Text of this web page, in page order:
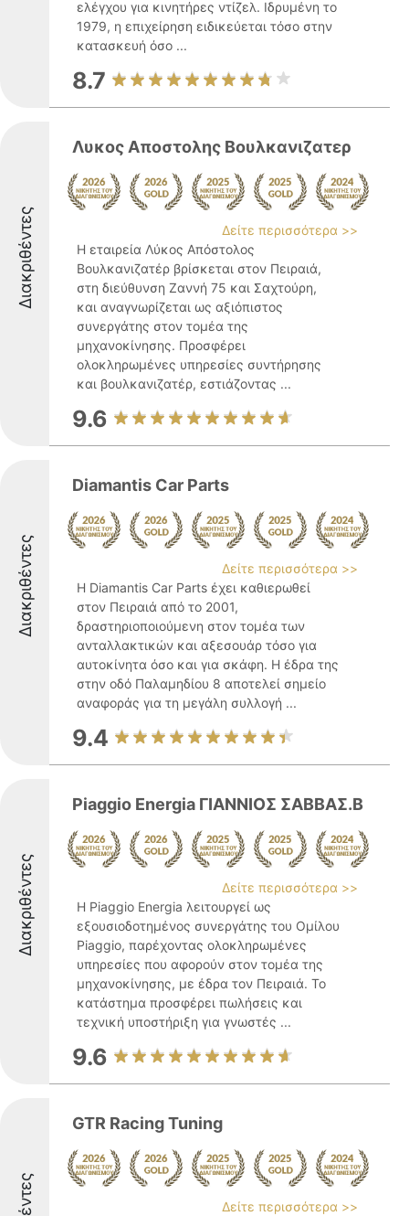
ελέγχου για κινητήρες ντίζελ. Ιδρυμένη το
1979, η επιχείρηση ειδικεύεται τόσο στην
κατασκευή όσο ...
8.7
Διακριθέντες
Λυκος Αποστολης Βουλκανιζατερ
Δείτε περισσότερα >>
Η εταιρεία Λύκος Απόστολος
Βουλκανιζατέρ βρίσκεται στον Πειραιά,
στη διεύθυνση Ζαννή 75 και Σαχτούρη,
και αναγνωρίζεται ως αξιόπιστος
συνεργάτης στον τομέα της
μηχανοκίνησης. Προσφέρει
ολοκληρωμένες υπηρεσίες συντήρησης
και βουλκανιζατέρ, εστιάζοντας ...
9.6
Διακριθέντες
Diamantis Car Parts
Δείτε περισσότερα >>
Η Diamantis Car Parts έχει καθιερωθεί
στον Πειραιά από το 2001,
δραστηριοποιούμενη στον τομέα των
ανταλλακτικών και αξεσουάρ τόσο για
αυτοκίνητα όσο και για σκάφη. Η έδρα της
στην οδό Παλαμηδίου 8 αποτελεί σημείο
αναφοράς για τη μεγάλη συλλογή ...
9.4
Διακριθέντες
Piaggio Energia ΓΙΑΝΝΙΟΣ ΣΑΒΒΑΣ.Β
Δείτε περισσότερα >>
Η Piaggio Energia λειτουργεί ως
εξουσιοδοτημένος συνεργάτης του Ομίλου
Piaggio, παρέχοντας ολοκληρωμένες
υπηρεσίες που αφορούν στον τομέα της
μηχανοκίνησης, με έδρα τον Πειραιά. Το
κατάστημα προσφέρει πωλήσεις και
τεχνική υποστήριξη για γνωστές ...
9.6
GTR Racing Tuning
Δείτε περισσότερα >>